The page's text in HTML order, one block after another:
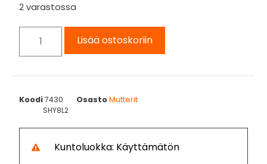
2 varastossa
Lisää ostoskoriin
Koodi7430 OsastoMutterit
SHY8L2
Kuntoluokka: Käyttämätön